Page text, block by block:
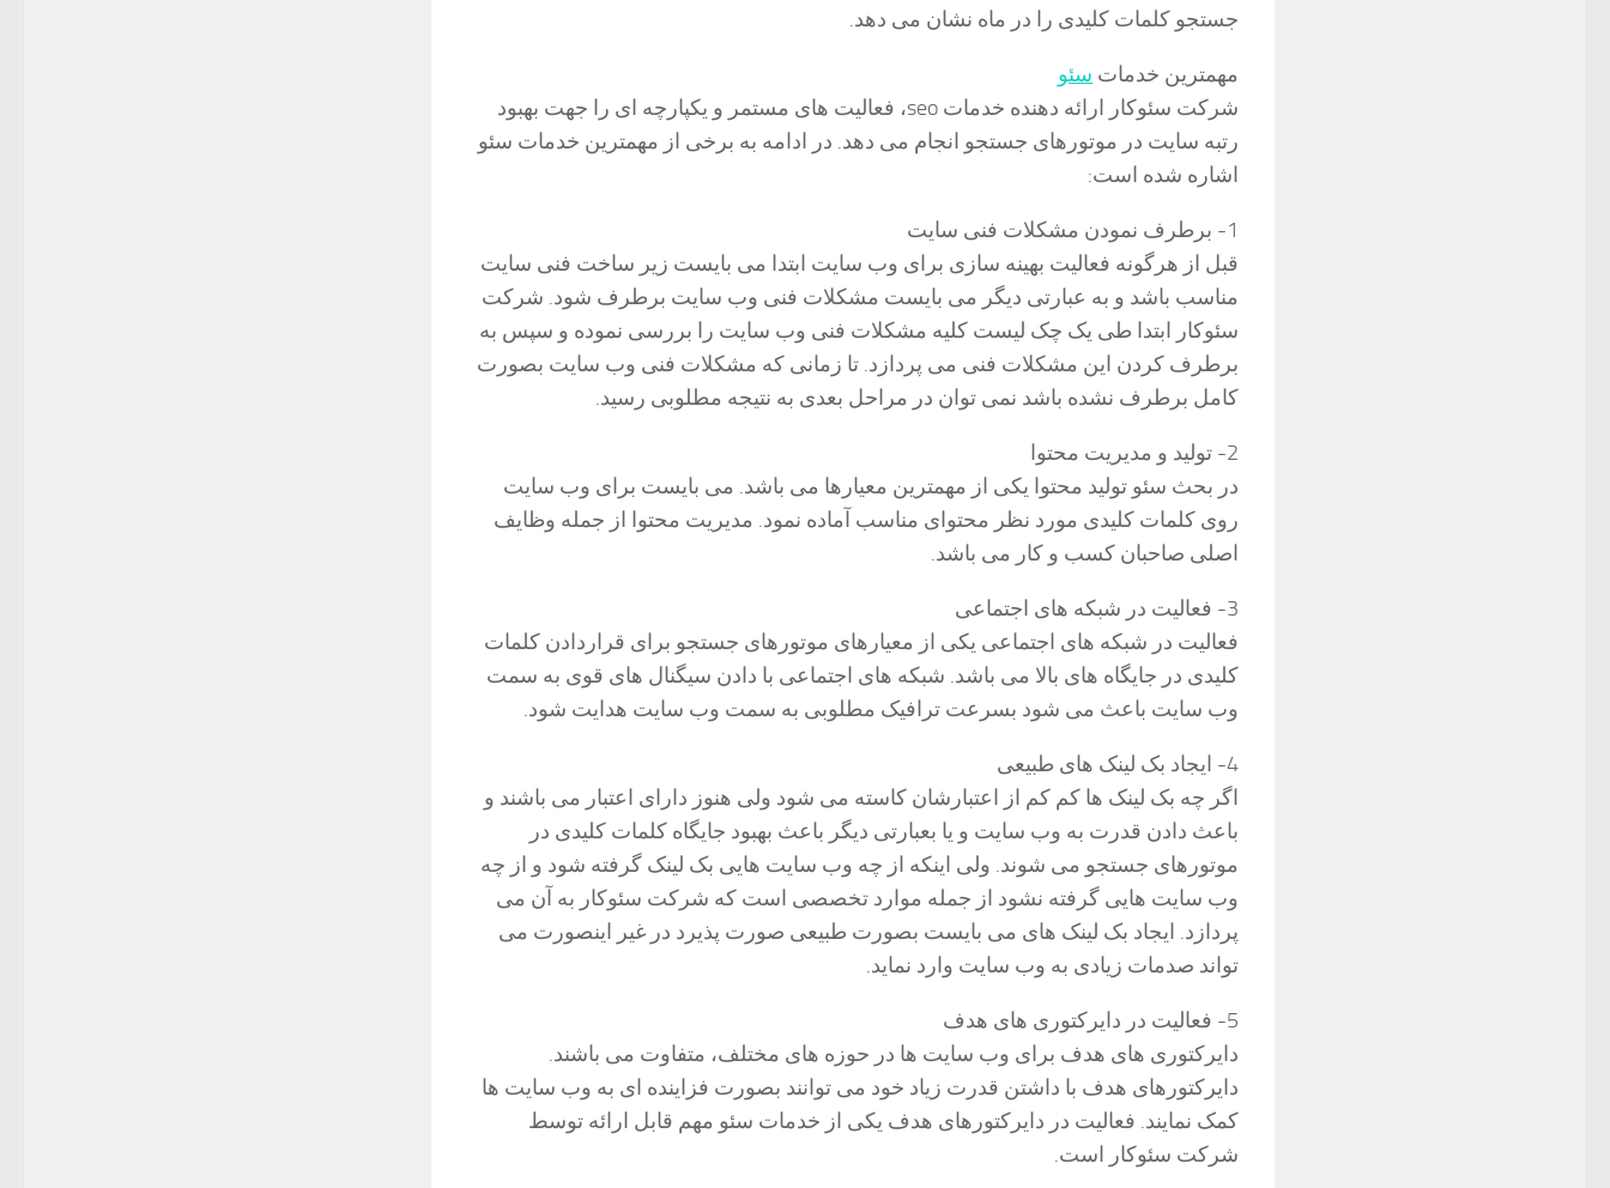
جستجو کلمات کلیدی را در ماه نشان می دهد.
مهمترین خدمات سئو
شرکت سئوکار ارائه دهنده خدمات seo، فعالیت های مستمر و یکپارچه ای را جهت بهبود
رتبه سایت در موتورهای جستجو انجام می دهد. در ادامه به برخی از مهمترین خدمات سئو
اشاره شده است:
1- برطرف نمودن مشکلات فنی سایت
قبل از هرگونه فعالیت بهینه سازی برای وب سایت ابتدا می بایست زیر ساخت فنی سایت
مناسب باشد و به عبارتی دیگر می بایست مشکلات فنی وب سایت برطرف شود. شرکت
سئوکار ابتدا طی یک چک لیست کلیه مشکلات فنی وب سایت را بررسی نموده و سپس به
برطرف کردن این مشکلات فنی می پردازد. تا زمانی که مشکلات فنی وب سایت بصورت
کامل برطرف نشده باشد نمی توان در مراحل بعدی به نتیجه مطلوبی رسید.
2- تولید و مدیریت محتوا
در بحث سئو تولید محتوا یکی از مهمترین معیارها می باشد. می بایست برای وب سایت
روی کلمات کلیدی مورد نظر محتوای مناسب آماده نمود. مدیریت محتوا از جمله وظایف
اصلی صاحبان کسب و کار می باشد.
3- فعالیت در شبکه های اجتماعی
فعالیت در شبکه های اجتماعی یکی از معیارهای موتورهای جستجو برای قراردادن کلمات
کلیدی در جایگاه های بالا می باشد. شبکه های اجتماعی با دادن سیگنال های قوی به سمت
وب سایت باعث می شود بسرعت ترافیک مطلوبی به سمت وب سایت هدایت شود.
4- ایجاد بک لینک های طبیعی
اگر چه بک لینک ها کم کم از اعتبارشان کاسته می شود ولی هنوز دارای اعتبار می باشند و
باعث دادن قدرت به وب سایت و یا بعبارتی دیگر باعث بهبود جایگاه کلمات کلیدی در
موتورهای جستجو می شوند. ولی اینکه از چه وب سایت هایی بک لینک گرفته شود و از چه
وب سایت هایی گرفته نشود از جمله موارد تخصصی است که شرکت سئوکار به آن می
پردازد. ایجاد بک لینک های می بایست بصورت طبیعی صورت پذیرد در غیر اینصورت می
تواند صدمات زیادی به وب سایت وارد نماید.
5- فعالیت در دایرکتوری های هدف
دایرکتوری های هدف برای وب سایت ها در حوزه های مختلف، متفاوت می باشند.
دایرکتورهای هدف با داشتن قدرت زیاد خود می توانند بصورت فزاینده ای به وب سایت ها
کمک نمایند. فعالیت در دایرکتورهای هدف یکی از خدمات سئو مهم قابل ارائه توسط
شرکت سئوکار است.